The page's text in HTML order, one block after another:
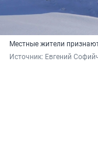
Местные жители
Источник: Евгений